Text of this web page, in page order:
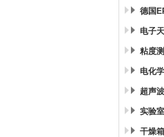
德国
电子
粘度
电化
超声
实验
干燥